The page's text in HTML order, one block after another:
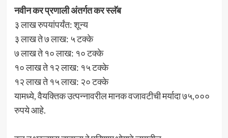
नवीन कर प्रणाली अंतर्गत कर स्लॅब
३ लाख रुपयांपर्यंत: शून्य
३ लाख ते ७ लाख: ५ टक्के
७ लाख ते १० लाख: १० टक्के
१० लाख ते १२ लाख: १५ टक्के
१२ लाख ते १५ लाख: २० टक्के
यामध्ये, वैयक्तिक उत्पन्नावरील मानक वजावटीची मर्यादा ७५,०००
रुपये आहे.